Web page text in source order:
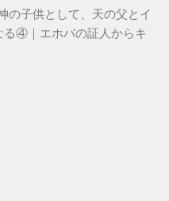
の子供として、天の父とイ
る④｜エホバの証人からキ